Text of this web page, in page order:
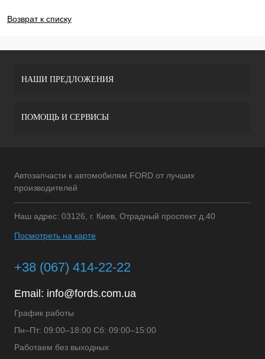
Возврат к списку
НАШИ ПРЕДЛОЖЕНИЯ
ПОМОЩЬ И СЕРВИСЫ
Автозапчасти к автомобилям FORD от лучших
производителей
Наш адрес: 03126, г. Киев, Отрадный проспект д.40
Посмотреть на карте
+38 (067) 414-22-22
Email: info@fords.com.ua
График работы
Пн–Пт: 09:00–18:00 Сб: 09:00–15:00
Работаем без выходных